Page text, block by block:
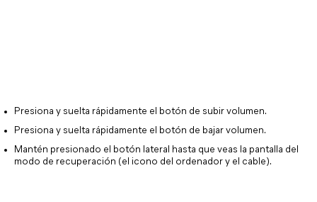
Presiona y suelta rápidamente el botón de subir volumen.
Presiona y suelta rápidamente el botón de bajar volumen.
Mantén presionado el botón lateral hasta que veas la pantalla del
modo de recuperación (el icono del ordenador y el cable).